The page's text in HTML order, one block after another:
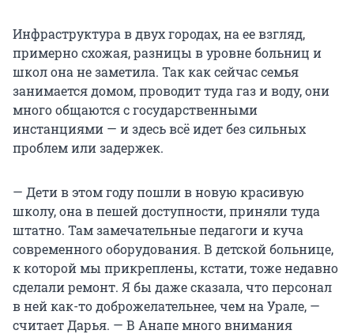
Инфраструктура в двух городах, на ее взгляд,
примерно схожая, разницы в уровне больниц и
школ она не заметила. Так как сейчас семья
занимается домом, проводит туда газ и воду, они
много общаются с государственными
инстанциями — и здесь всё идет без сильных
проблем или задержек.
— Дети в этом году пошли в новую красивую
школу, она в пешей доступности, приняли туда
штатно. Там замечательные педагоги и куча
современного оборудования. В детской больнице,
к которой мы прикреплены, кстати, тоже недавно
сделали ремонт. Я бы даже сказала, что персонал
в ней как-то доброжелательнее, чем на Урале, —
считает Дарья. — В Анапе много внимания